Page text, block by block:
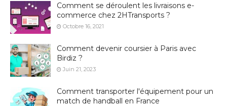
Comment se déroulent les livraisons e-
commerce chez 2HTransports ?
Octobre 16, 2021
Comment devenir coursier à Paris avec
Birdiz ?
Juin 21, 2023
Comment transporter l'équipement pour un
match de handball en France